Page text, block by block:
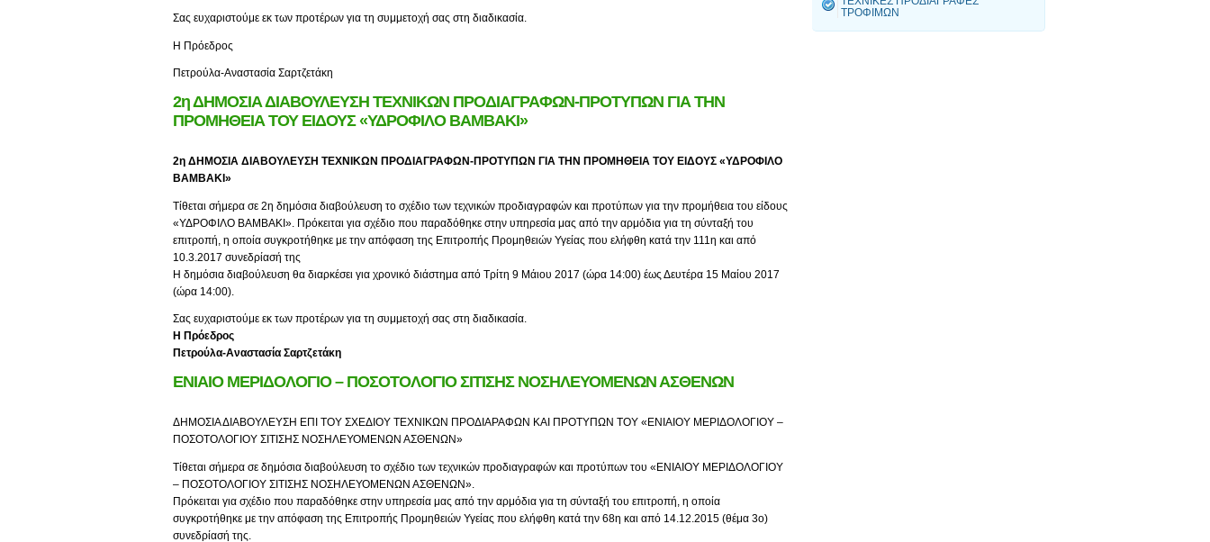
Σας ευχαριστούμε εκ των προτέρων για τη συμμετοχή σας στη διαδικασία.
Η Πρόεδρος
Πετρούλα-Αναστασία Σαρτζετάκη
2η ΔΗΜΟΣΙΑ ΔΙΑΒΟΥΛΕΥΣΗ ΤΕΧΝΙΚΩΝ ΠΡΟΔΙΑΓΡΑΦΩΝ-ΠΡΟΤΥΠΩΝ ΓΙΑ ΤΗΝ
ΠΡΟΜΗΘΕΙΑ ΤΟΥ ΕΙΔΟΥΣ «ΥΔΡΟΦΙΛΟ ΒΑΜΒΑΚΙ»
2η ΔΗΜΟΣΙΑ ΔΙΑΒΟΥΛΕΥΣΗ ΤΕΧΝΙΚΩΝ ΠΡΟΔΙΑΓΡΑΦΩΝ-ΠΡΟΤΥΠΩΝ ΓΙΑ ΤΗΝ ΠΡΟΜΗΘΕΙΑ ΤΟΥ ΕΙΔΟΥΣ «ΥΔΡΟΦΙΛΟ
ΒΑΜΒΑΚΙ»
Τίθεται σήμερα σε 2η δημόσια διαβούλευση το σχέδιο των τεχνικών προδιαγραφών και προτύπων για την προμήθεια του είδους
«ΥΔΡΟΦΙΛΟ ΒΑΜΒΑΚΙ». Πρόκειται για σχέδιο που παραδόθηκε στην υπηρεσία μας από την αρμόδια για τη σύνταξή του
επιτροπή, η οποία συγκροτήθηκε με την απόφαση της Επιτροπής Προμηθειών Υγείας που ελήφθη κατά την 111η και από
10.3.2017 συνεδρίασή της
Η δημόσια διαβούλευση θα διαρκέσει για χρονικό διάστημα από Τρίτη 9 Μάιου 2017 (ώρα 14:00) έως Δευτέρα 15 Μαίου 2017
(ώρα 14:00).
Σας ευχαριστούμε εκ των προτέρων για τη συμμετοχή σας στη διαδικασία.
Η Πρόεδρος
Πετρούλα-Αναστασία Σαρτζετάκη
ΕΝΙΑΙΟ ΜΕΡΙΔΟΛΟΓΙΟ – ΠΟΣΟΤΟΛΟΓΙΟ ΣΙΤΙΣΗΣ ΝΟΣΗΛΕΥΟΜΕΝΩΝ ΑΣΘΕΝΩΝ
ΔΗΜΟΣΙΑ ΔΙΑΒΟΥΛΕΥΣΗ ΕΠΙ ΤΟΥ ΣΧΕΔΙΟΥ ΤΕΧΝΙΚΩΝ ΠΡΟΔΙΑΡΑΦΩΝ ΚΑΙ ΠΡΟΤΥΠΩΝ ΤΟΥ «ΕΝΙΑΙΟΥ ΜΕΡΙΔΟΛΟΓΙΟΥ –
ΠΟΣΟΤΟΛΟΓΙΟΥ ΣΙΤΙΣΗΣ ΝΟΣΗΛΕΥΟΜΕΝΩΝ ΑΣΘΕΝΩΝ»
Τίθεται σήμερα σε δημόσια διαβούλευση το σχέδιο των τεχνικών προδιαγραφών και προτύπων του «ΕΝΙΑΙΟΥ ΜΕΡΙΔΟΛΟΓΙΟΥ
– ΠΟΣΟΤΟΛΟΓΙΟΥ ΣΙΤΙΣΗΣ ΝΟΣΗΛΕΥΟΜΕΝΩΝ ΑΣΘΕΝΩΝ».
Πρόκειται για σχέδιο που παραδόθηκε στην υπηρεσία μας από την αρμόδια για τη σύνταξή του επιτροπή, η οποία
συγκροτήθηκε με την απόφαση της Επιτροπής Προμηθειών Υγείας που ελήφθη κατά την 68η και από 14.12.2015 (θέμα 3ο)
συνεδρίασή της.
ΤΡΟΦΙΜΩΝ